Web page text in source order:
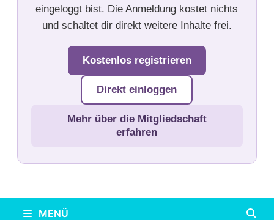
eingeloggt bist. Die Anmeldung kostet nichts
und schaltet dir direkt weitere Inhalte frei.
Kostenlos registrieren
Direkt einloggen
Mehr über die Mitgliedschaft
erfahren
MENÜ